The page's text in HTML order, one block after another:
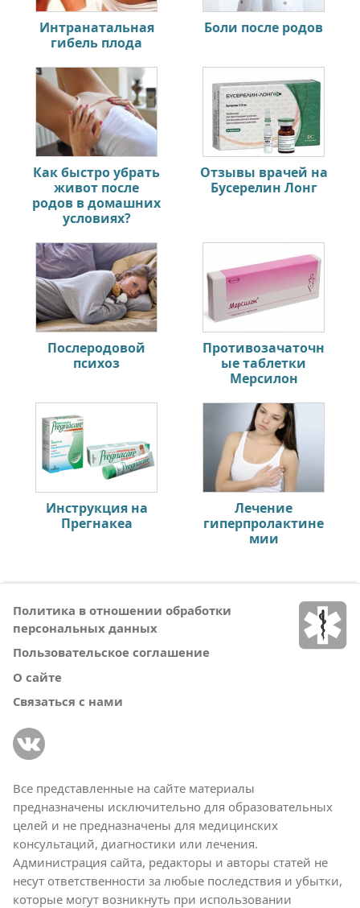
Интранатальная
гибель плода
Боли после родов
Как быстро убрать
живот после
родов в домашних
условиях?
Отзывы врачей на
Бусерелин Лонг
Послеродовой
психоз
Противозачаточн
ые таблетки
Мерсилон
Инструкция на
Прегнакеа
Лечение
гиперпролактине
мии
Политика в отношении обработки
персональных данных
Пользовательское соглашение
О сайте
Связаться с нами
Все представленные на сайте материалы
предназначены исключительно для образовательных
целей и не предназначены для медицинских
консультаций, диагностики или лечения.
Администрация сайта, редакторы и авторы статей не
несут ответственности за любые последствия и убытки,
которые могут возникнуть при использовании